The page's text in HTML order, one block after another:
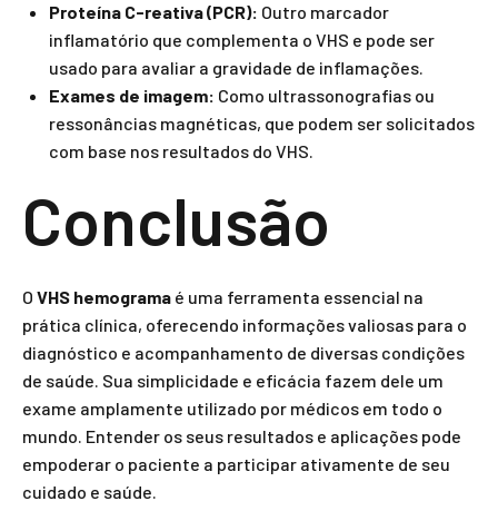
Proteína C-reativa (PCR): Outro marcador
inflamatório que complementa o VHS e pode ser
usado para avaliar a gravidade de inflamações.
Exames de imagem: Como ultrassonografias ou
ressonâncias magnéticas, que podem ser solicitados
com base nos resultados do VHS.
Conclusão
O VHS hemograma é uma ferramenta essencial na
prática clínica, oferecendo informações valiosas para o
diagnóstico e acompanhamento de diversas condições
de saúde. Sua simplicidade e eficácia fazem dele um
exame amplamente utilizado por médicos em todo o
mundo. Entender os seus resultados e aplicações pode
empoderar o paciente a participar ativamente de seu
cuidado e saúde.